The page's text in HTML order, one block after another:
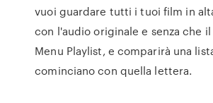
vuoi guardare tutti i tuoi film in
con l'audio originale e senza che
Menu Playlist, e comparirà una
cominciano con quella lettera.